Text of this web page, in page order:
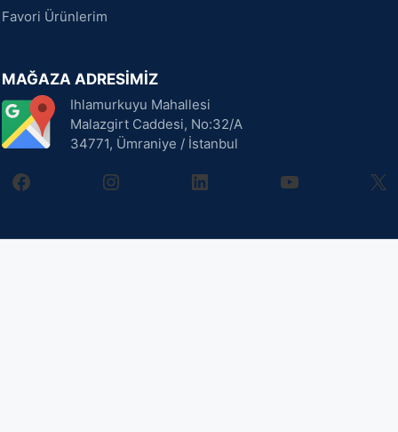
Favori Ürünlerim
MAĞAZA ADRESİMİZ
Ihlamurkuyu Mahallesi
Malazgirt Caddesi, No:32/A
34771, Ümraniye / İstanbul
facebookinstagramlinkedin youtube X